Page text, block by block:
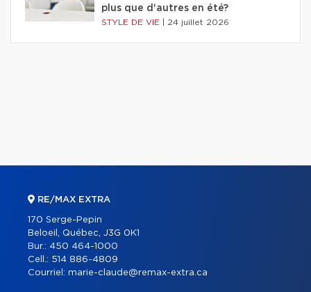
plus que d'autres en été?
STYLE DE VIE 24 juillet 2026
RE/MAX EXTRA
170 Serge-Pepin
Beloeil, Québec, J3G 0K1
Bur.: 450 464-1000
Cell.: 514 886-4809
Courriel: marie-claude@remax-extra.ca